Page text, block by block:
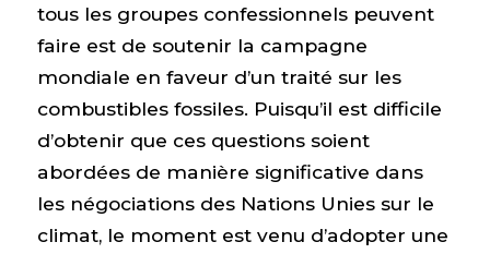
tous les groupes confessionnels peuvent
faire est de soutenir la campagne
mondiale en faveur d’un traité sur les
combustibles fossiles. Puisqu’il est difficile
d’obtenir que ces questions soient
abordées de manière significative dans
les négociations des Nations Unies sur le
climat, le moment est venu d’adopter une